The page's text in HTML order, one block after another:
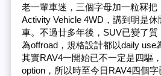
老一輩車迷，三個字母加一粒冧把
Activity Vehicle 4WD，講到明是
車。不過廿多年後，SUV已變了
為offroad，規格設計都以daily
其實RAV4一開始已不一定是四驅
option，所以時至今日RAV4四個